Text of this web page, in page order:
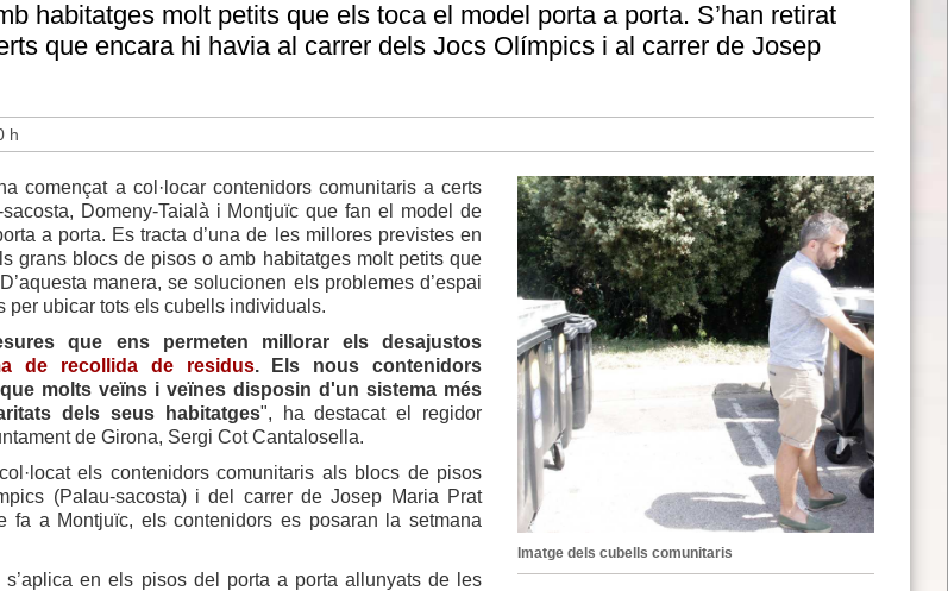
habitatges molt petits que els toca el model porta a porta. S’han retirat
que encara hi havia al carrer dels Jocs Olímpics i al carrer de Josep
h
Imatge dels cubells comunitaris
començat a col·locar contenidors comunitaris a certs
Domeny-Taialà i Montjuïc que fan el model de
a porta. Es tracta d’una de les millores previstes en
grans blocs de pisos o amb habitatges molt petits que
manera, se solucionen els problemes d’espai
per ubicar tots els cubells individuals.
que ens permeten millorar els desajustos
de recollida de residus. Els nous contenidors
molts veïns i veïnes disposin d'un sistema més
dels seus habitatges", ha destacat el regidor
de Girona, Sergi Cot Cantalosella.
els contenidors comunitaris als blocs de pisos
(Palau-sacosta) i del carrer de Josep Maria Prat
fa a Montjuïc, els contenidors es posaran la setmana
en els pisos del porta a porta allunyats de les